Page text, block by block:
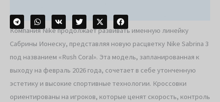
Компания Nike продолжает развивать именную линейку
Сабрины Ионеску, представляя новую расцветку Nike Sabrina 3
под названием «Rush Coral». Эта модель, запланированная к
выходу на февраль 2026 года, сочетает в себе утонченную
эстетику и высокие спортивные технологии. Кроссовки
ориентированы на игроков, которые ценят скорость, контроль